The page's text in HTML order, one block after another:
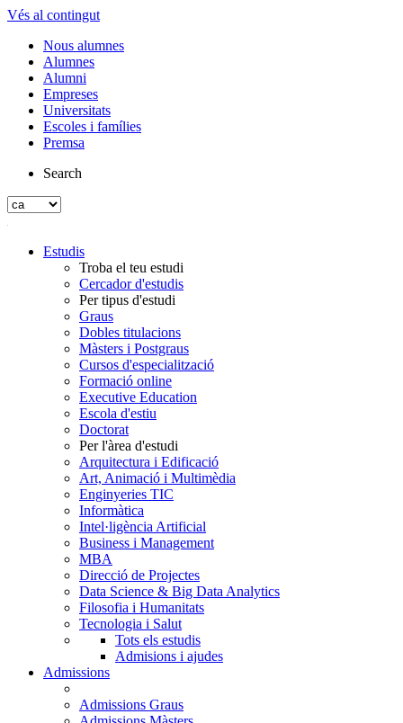
Vés al contingut
Nous alumnes
Alumnes
Alumni
Empreses
Universitats
Escoles i famílies
Premsa
Search
Estudis
Troba el teu estudi
Cercador d'estudis
Per tipus d'estudi
Graus
Dobles titulacions
Màsters i Postgraus
Cursos d'especialització
Formació online
Executive Education
Escola d'estiu
Doctorat
Per l'àrea d'estudi
Arquitectura i Edificació
Art, Animació i Multimèdia
Enginyeries TIC
Informàtica
Intel·ligència Artificial
Business i Management
MBA
Direcció de Projectes
Data Science & Big Data Analytics
Filosofia i Humanitats
Tecnologia i Salut
Tots els estudis
Admisions i ajudes
Admissions
Admissions Graus